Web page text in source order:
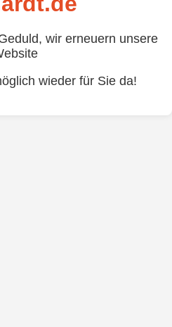
wir erneuern unsere
wieder für Sie da!